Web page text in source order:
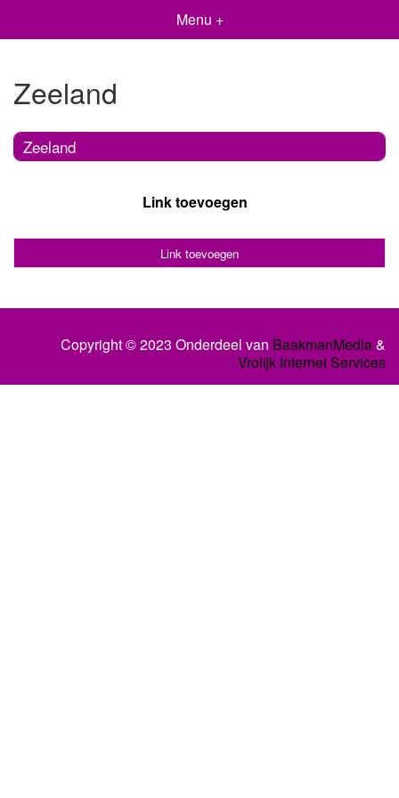
Menu +
Zeeland
Zeeland
Link toevoegen
Link toevoegen
Copyright © 2023 Onderdeel van BaakmanMedia&
Vrolijk Internet Services